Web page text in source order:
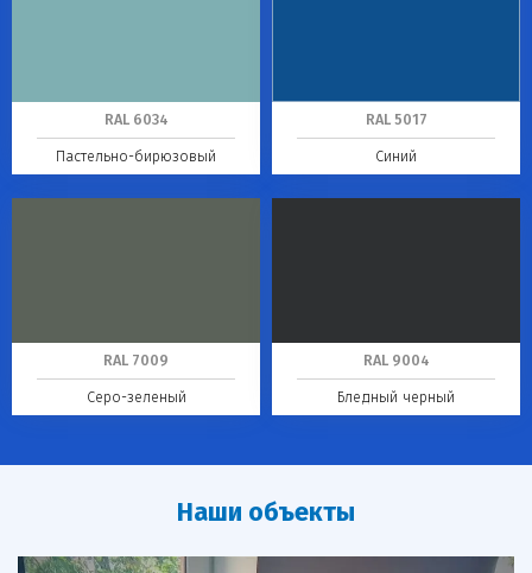
RAL 6034
Пастельно-бирюзовый
RAL 5017
Синий
RAL 7009
Серо-зеленый
RAL 9004
Бледный черный
Наши объекты